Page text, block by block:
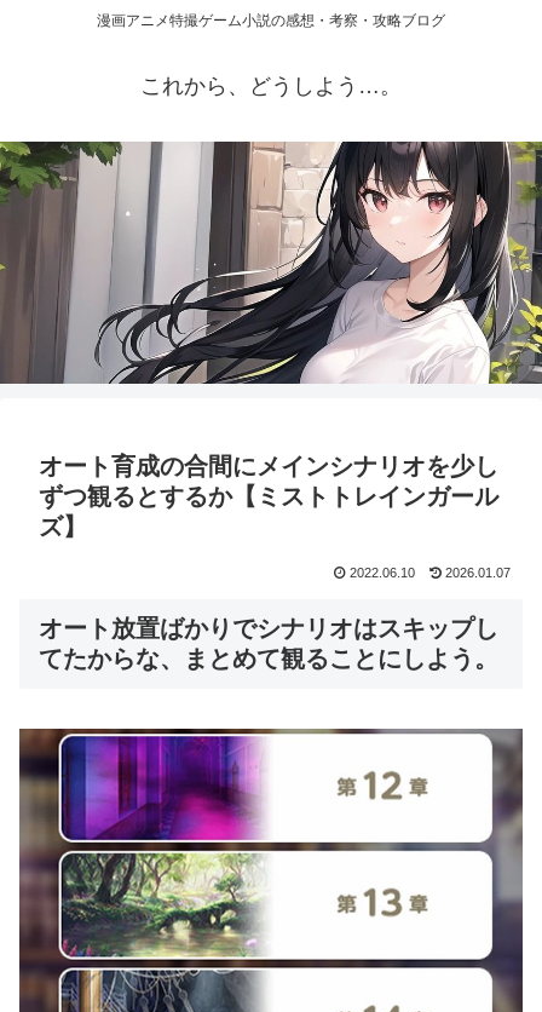
漫画アニメ特撮ゲーム小説の感想・考察・攻略ブログ
これから、どうしよう…。
オート育成の合間にメインシナリオを少し
ずつ観るとするか【ミストトレインガール
ズ】
2022.06.10 2026.01.07
オート放置ばかりでシナリオはスキップし
てたからな、まとめて観ることにしよう。